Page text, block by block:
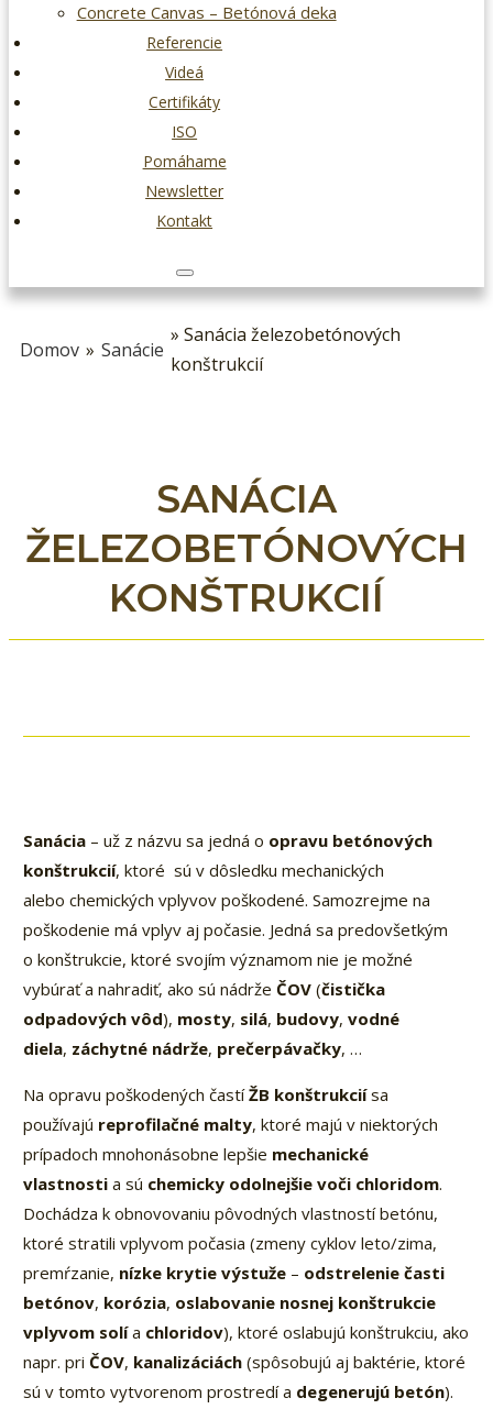
Concrete Canvas – Betónová deka
Referencie
Videá
Certifikáty
ISO
Pomáhame
Newsletter
Kontakt
Domov » Sanácie
» Sanácia železobetónových
konštrukcií
SANÁCIA
ŽELEZOBETÓNOVÝCH
KONŠTRUKCIÍ
Sanácia– už z názvu sa jedná o opravu betónových
konštrukcií, ktoré sú v dôsledku mechanických
alebo chemických vplyvov poškodené. Samozrejme na
poškodenie má vplyv aj počasie. Jedná sa predovšetkým
o konštrukcie, ktoré svojím významom nie je možné
vybúrať a nahradiť, ako sú nádrže ČOV (čistička
odpadových vôd), mosty, silá, budovy, vodné
diela, záchytné nádrže, prečerpávačky, …
Na opravu poškodených častí ŽB konštrukciísa
používajú reprofilačné malty, ktoré majú v niektorých
prípadoch mnohonásobne lepšie mechanické
vlastnostia sú chemicky odolnejšie voči chloridom.
Dochádza k obnovovaniu pôvodných vlastností betónu,
ktoré stratili vplyvom počasia (zmeny cyklov leto/zima,
premŕzanie, nízke krytie výstuže– odstrelenie časti
betónov, korózia, oslabovanie nosnej konštrukcie
vplyvom solía chloridov), ktoré oslabujú konštrukciu, ako
napr. pri ČOV, kanalizáciách (spôsobujú aj baktérie, ktoré
sú v tomto vytvorenom prostredí a degenerujú betón).